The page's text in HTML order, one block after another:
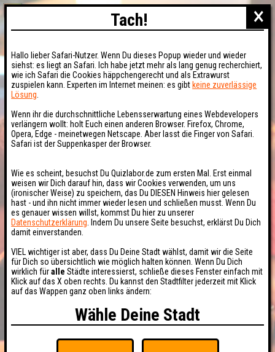
×
Tach!
Hallo lieber Safari-Nutzer. Wenn Du dieses Popup wieder und wieder
siehst: es liegt an Safari. Ich habe jetzt mehr als lang genug recherchiert,
wie ich Safari die Cookies häppchengerecht und als Extrawurst
zuspielen kann. Experten im Internet meinen: es gibt keine zuverlässige
Lösung
Wenn ihr die durchschnittliche Lebensserwartung eines Webdevelopers
verlängern wollt: holt Euch einen anderen Browser. Firefox, Chrome,
Opera, Edge - meinetwegen Netscape. Aber lasst die Finger von Safari.
Safari ist der Suppenkasper der Browser.
Wie es scheint, besuchst Du Quizlabor.de zum ersten Mal. Erst einmal
weisen wir Dich darauf hin, dass wir Cookies verwenden, um uns
(ironischer Weise) zu speichern, das Du DIESEN Hinweis hier gelesen
hast - und ihn nicht immer wieder lesen und schließen musst. Wenn Du
es genauer wissen willst, kommst Du hier zu unserer
Datenschutzerklärung . Indem Du unsere Seite besuchst, erklärst Du Dich
damit einverstanden.
VIEL wichtiger ist aber, dass Du Deine Stadt wählst, damit wir die Seite
für Dich so übersichtlich wie möglich halten können. Wenn Du Dich
wirklich füralle Städte interessierst, schließe dieses Fenster einfach mit
Klick auf das X oben rechts. Du kannst den Stadtfilter jederzeit mit Klick
auf das Wappen ganz oben links ändern:
Wähle Deine Stadt